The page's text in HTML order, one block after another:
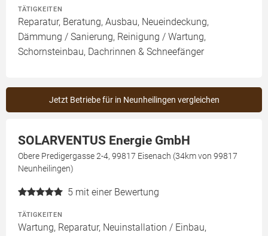
TÄTIGKEITEN
Reparatur, Beratung, Ausbau, Neueindeckung,
Dämmung / Sanierung, Reinigung / Wartung,
Schornsteinbau, Dachrinnen & Schneefänger
Jetzt Betriebe für in Neunheilingen vergleichen
SOLARVENTUS Energie GmbH
Obere Predigergasse 2-4, 99817 Eisenach (34km von 99817
Neunheilingen)
5 mit einer Bewertung
TÄTIGKEITEN
Wartung, Reparatur, Neuinstallation / Einbau,